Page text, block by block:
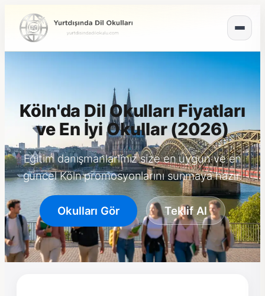
Köln'da Dil Okulları Fiyatları
ve En İyi Okullar (2026)
Eğitim danışmanlarımız size en uygun ve en
güncel Köln promosyonlarını sunmaya hazır.
Okulları Gör Teklif Al